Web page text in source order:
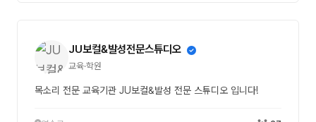
JU보컬&발성전문스튜디오
교육·학원
목소리 전문 교육기관 JU보컬&발성 전문 스튜디오 입니다!